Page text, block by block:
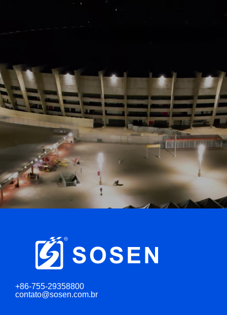
+86-755-29358800
contato@sosen.com.br